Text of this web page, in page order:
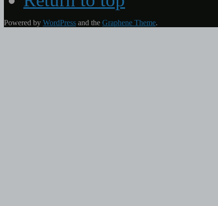
Powered by WordPress and the Graphene Theme.